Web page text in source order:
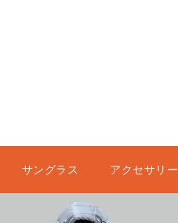
サングラス アクセサリー